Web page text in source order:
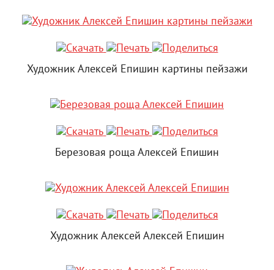
Художник Алексей Епишин картины пейзажи
Березовая роща Алексей Епишин
Художник Алексей Алексей Епишин